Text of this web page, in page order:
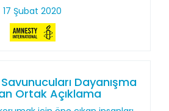
17 Şubat 2020
Dayanışma
Ortak Açıklama